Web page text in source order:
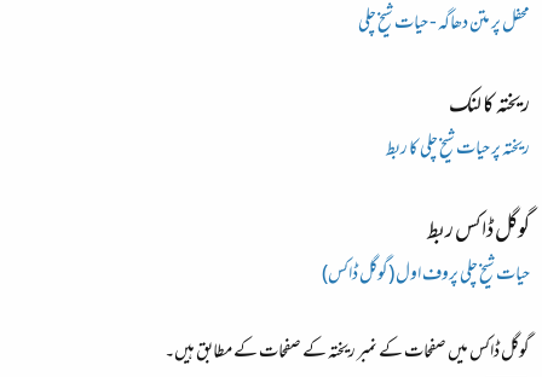
محفل پر متن دھاگہ - حیات شیخ چلی
ریختہ کا لنک
ریختہ پر حیات شیخ چلی کا ربط
گوگل ڈاکس ربط
حیات شیخ چلی پروف اول (گوگل ڈاکس)
گوگل ڈاکس میں صفحات کے نمبر ریختہ کے صفحات کے مطابق ہیں۔